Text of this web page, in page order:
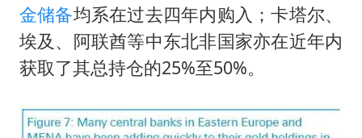
金储备均系在过去四年内购入；卡塔尔、
埃及、阿联酋等中东北非国家亦在近年内
获取了其总持仓的25%至50%。